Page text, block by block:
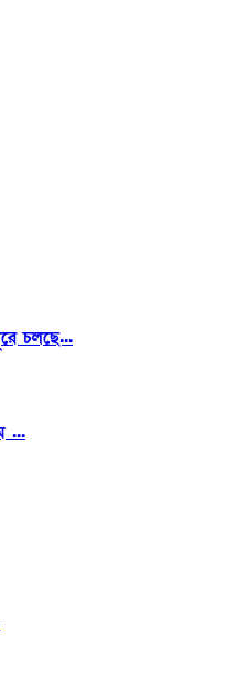
চলছে...
...